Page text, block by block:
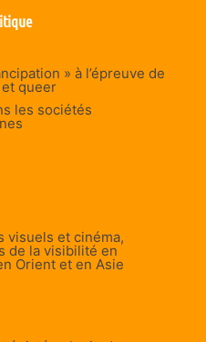
» à l’épreuve de
queer
les sociétés
visuels et cinéma,
de la visibilité en
Orient et en Asie